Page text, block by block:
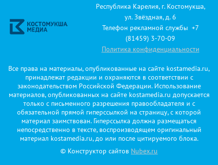
Республика Карелия, г. Костомукша,
ул. Звёздная, д. 6
Телефон рекламной службы +7
(81459) 3-70-09
Политика конфиденциальности
Все права на материалы, опубликованные на сайте kostamedia.ru,
принадлежат редакции и охраняются в соответствии с
законодательством Российской Федерации. Использование
материалов, опубликованных на сайте kostamedia.ru допускается
только с письменного разрешения правообладателя и с
обязательной прямой гиперссылкой на страницу, с которой
материал заимствован. Гиперссылка должна размещаться
непосредственно в тексте, воспроизводящем оригинальный
материал kostamedia.ru, до или после цитируемого блока.
© Конструктор сайтов Nubex.ru